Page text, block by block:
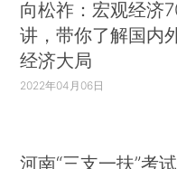
向松祚：宏观经济
讲，带你了解国内
经济大局
2022年04月06日
河南“三支一扶”考